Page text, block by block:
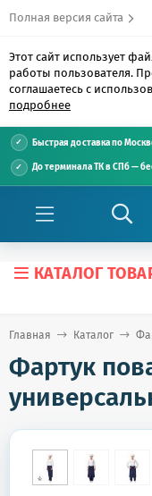
Полная версия сайта
Этот сайт использует
работы пользователя.
соглашаетесь с
подробнее
Быстрая доставка по
До терминала ТК в СПб —
КАТАЛОГ
Главная Каталог
Фартук